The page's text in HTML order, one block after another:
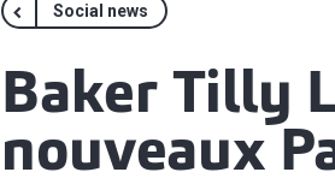
Social news
Baker Tilly
nouveaux